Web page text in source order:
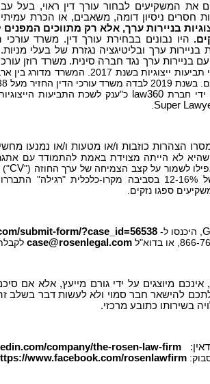
את המשקיעים לבחור עורך דין ראוי, בעל
חסרים ניסיון דומה, משאבים, או הכרת
בניירות ערך, אלא רק מתווכים
היו נבונים בבחירת עורך דין. משרד עורכי
בניירות ערך ובליטיגציה נגזרת של בעלי
בניירות ערך נגד חברה סינית. משרד רוזן
שרותי תביעה ייצוגית, בגין מספר יישובי
law360 כ"ענק לשכת התביעות
Super
הצהרות כוזבות ו/או מטעות ו/או נמנעו
שהיא לא הייתה מצוידת באמת להתמודד עם
לשמור על קצב הצמיחה של ערך החוזה ("CV
")
גרטנר על יכולתה להשיג שיעורי צמיחה של 12-16% בסביבה
ספגו נזקים.
, היכנסו ל-submit-form/?case_id=56538
case@rosenlegal.com
מיוצגים על ידי גורם מייעץ, אלא אם
להישאר חבר סמוי ולא לעשות דבר בשלב
בשירותו כתובע מרכזי.
company/the-rosen-law-firm
www.facebook.com/rosenlawfirm